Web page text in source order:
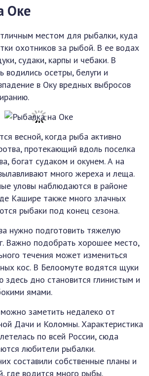
Оке
местом для рыбалки, куда
охотников за рыбой. В ее водах
судаки, карпы и чебаки. В
водились осетры, белуги и
в Оку вредных выбросов
весной, когда рыба активно
протекающий вдоль поселка
богат судаком и окунем. А на
много жереха и леща.
уловы наблюдаются в районе
Кашире также много злачных
рыбаки под конец сезона.
нужно подготовить тяжелую
Важно подобрать хорошее место,
течения может измениться
кос. В Белоомуте водятся щуки
здесь дно становится глинистым и
ямами.
заметить недалеко от
Дачи и Коломны. Характеристика
по всей России, сюда
любители рыбалки.
составили собственные планы и
где водится много рыбы.